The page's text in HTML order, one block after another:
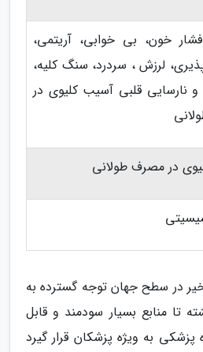
خون، بی خوابی، آریتمی،
لرزش ، سردرد، سنگ کلیه،
و نارسایی قلبی آسیب کلیوی در
در مصرف طولانی
در سطح جهان توجه گسترده به
تا منابع بسیار سودمند و قابل
به ویژه پزشکان قرار گیرد